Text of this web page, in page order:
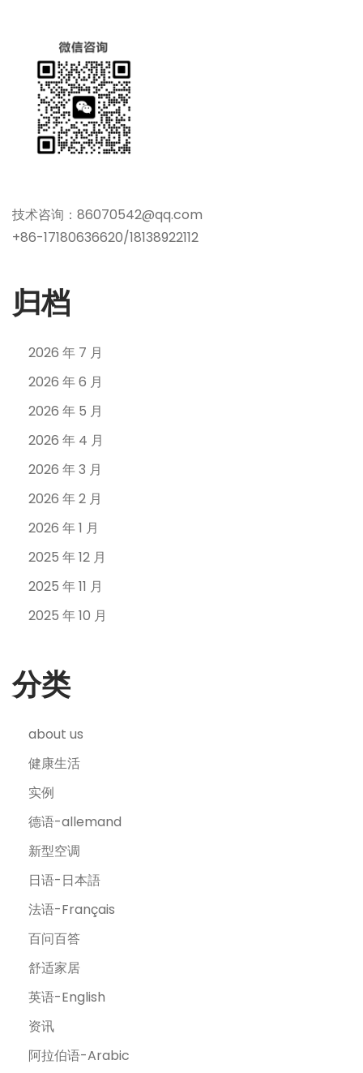
技术咨询：86070542@qq.com
+86-17180636620/18138922112
归档
2026 年 7 月
2026 年 6 月
2026 年 5 月
2026 年 4 月
2026 年 3 月
2026 年 2 月
2026 年 1 月
2025 年 12 月
2025 年 11 月
2025 年 10 月
分类
about us
健康生活
实例
德语-allemand
新型空调
日语-日本語
法语-Français
百问百答
舒适家居
英语-English
资讯
阿拉伯语-Arabic